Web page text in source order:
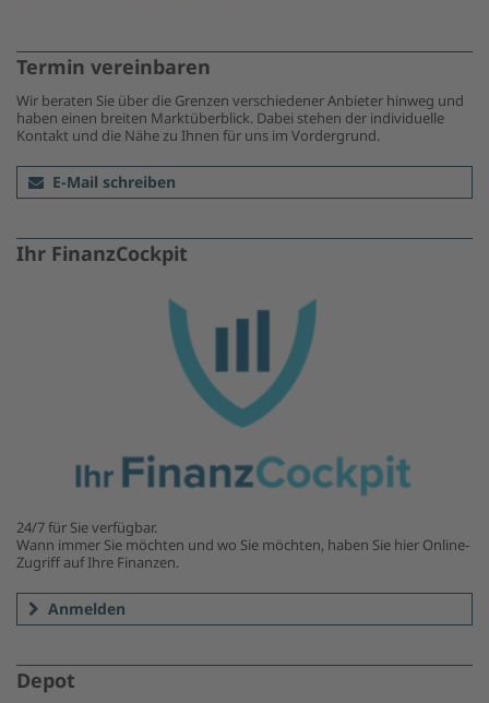
Termin vereinbaren
Wir beraten Sie über die Grenzen verschiedener Anbieter hinweg und
haben einen breiten Marktüberblick. Dabei stehen der individuelle
Kontakt und die Nähe zu Ihnen für uns im Vordergrund.
E-Mail schreiben
Ihr FinanzCockpit
24/7 für Sie verfügbar.
Wann immer Sie möchten und wo Sie möchten, haben Sie hier Online-
Zugriff auf Ihre Finanzen.
Anmelden
Depot